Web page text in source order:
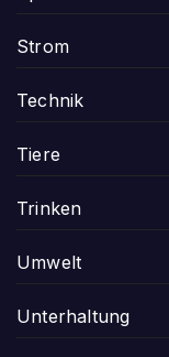
Strom
Technik
Tiere
Trinken
Umwelt
Unterhaltung